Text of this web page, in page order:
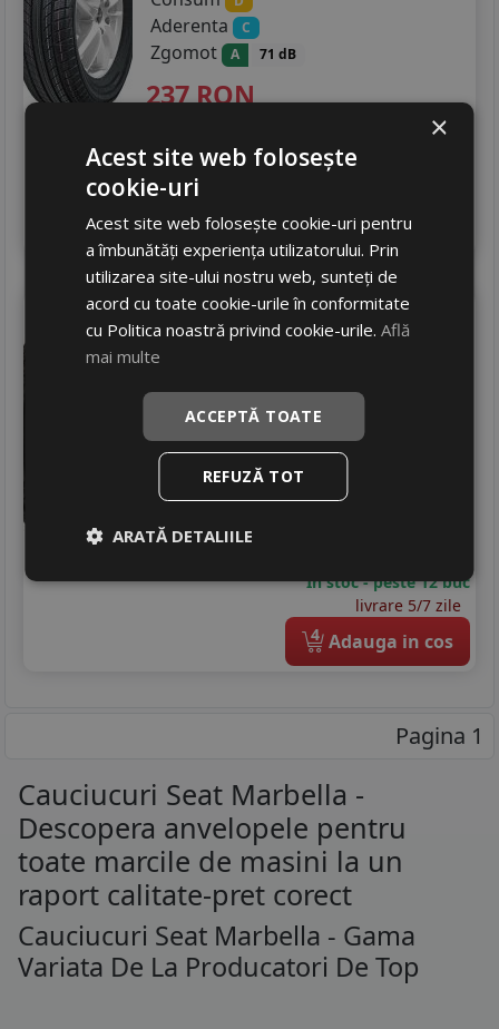
Aderenta C
Zgomot A 71 dB
237RON
Ultimele 2 bucati!
4 Adauga in cos
HiflyHf201
135/80 R13 70T
Consum C
Aderenta C
Zgomot A 70 dB
262RON
349 RON
In stoc - peste 12 buc
livrare 5/7 zile
4 Adauga in cos
Pagina 1
Cauciucuri Seat Marbella -
Descopera anvelopele pentru
toate marcile de masini la un
raport calitate-pret corect
Cauciucuri Seat Marbella - Gama
Variata De La Producatori De Top
×
Acest site web folosește
cookie-uri
Acest site web folosește cookie-uri pentru
a îmbunătăți experiența utilizatorului. Prin
utilizarea site-ului nostru web, sunteți de
acord cu toate cookie-urile în conformitate
cu Politica noastră privind cookie-urile.Află
mai multe
ACCEPTĂ TOATE
REFUZĂ TOT
ARATĂ DETALIILE